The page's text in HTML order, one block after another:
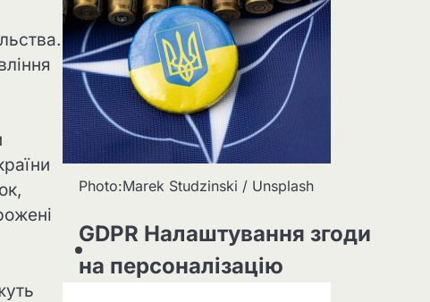
Photo:Marek Studzinski / Unsplash
GDPR Налаштування згоди
на персоналізацію